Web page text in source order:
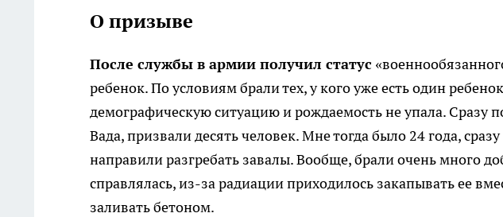
О призыве
После службы в армии получил статус
ребенок. По условиям брали тех, у кого уже есть один
демографическую ситуацию и рождаемость не упала. Сразу
Вада, призвали десять человек. Мне тогда было 24 года,
направили разгребать завалы. Вообще, брали очень много
справлялась, из-за радиации приходилось закапывать ее
заливать бетоном.